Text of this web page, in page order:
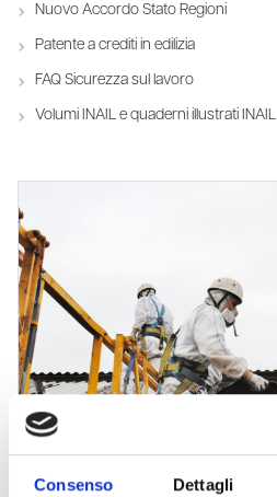
Consenso Dettagli
Nuovo Accordo Stato Regioni
Patente a crediti in edilizia
FAQ Sicurezza sul lavoro
Volumi INAIL e quaderni illustrati INAIL